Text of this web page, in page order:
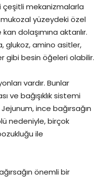
çeşitli mekanizmalarla
yüzeydeki özel
dolaşımına aktarılır.
glukoz, amino asitler,
gibi besin öğeleri olabilir.
vardır. Bunlar
ve bağışıklık sistemi
ince bağırsağın
nedeniyle, birçok
ile
önemli bir